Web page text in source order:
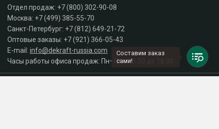
Отдел продаж: +7 (800) 302-90-08
Москва: +7 (499) 385-55-70
Санкт-Петербург: +7 (812) 649-21-72
Оптовые заказы: +7 (921) 366-05-43
E-mail: info@dekraft-russia.com
Часы работы офиса продаж: Пн–Пт с 10:00 до 18:00
Составим заказ
сами!